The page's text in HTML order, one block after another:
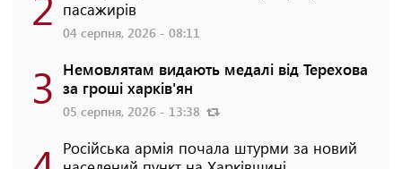
пасажирів
04 серпня, 2026 - 08:11
3 Немовлятам видають медалі від Терехова
за гроші харків'ян
05 серпня, 2026 - 13:38
Російська армія почала штурми за новий